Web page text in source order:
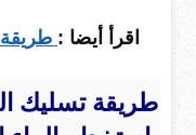
اقرأ أيضا :
طريقة تسليك